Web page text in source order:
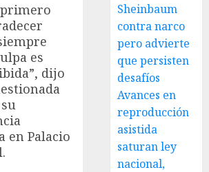
primero
es
dijo
en Palacio
Sheinbaum
contra narco
pero advierte
que persisten
desafíos
Avances en
reproducción
asistida
saturan ley
nacional,